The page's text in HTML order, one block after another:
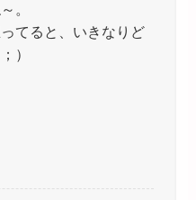
。
てると、いきなりど
）